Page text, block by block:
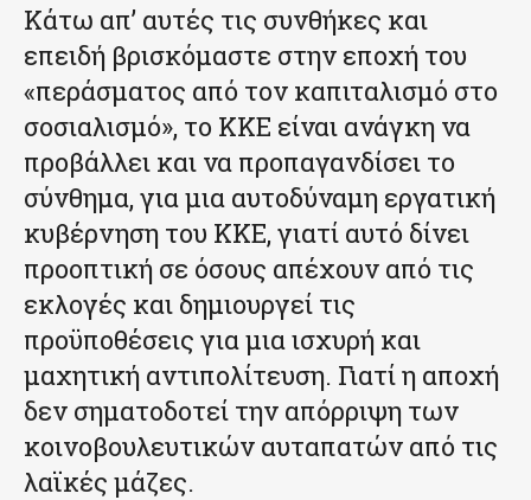
Κάτω απ’ αυτές τις συνθήκες και
επειδή βρισκόμαστε στην εποχή του
«περάσματος από τον καπιταλισμό στο
σοσιαλισμό», το ΚΚΕ είναι ανάγκη να
προβάλλει και να προπαγανδίσει το
σύνθημα, για μια αυτοδύναμη εργατική
κυβέρνηση του ΚΚΕ, γιατί αυτό δίνει
προοπτική σε όσους απέχουν από τις
εκλογές και δημιουργεί τις
προϋποθέσεις για μια ισχυρή και
μαχητική αντιπολίτευση. Γιατί η αποχή
δεν σηματοδοτεί την απόρριψη των
κοινοβουλευτικών αυταπατών από τις
λαϊκές μάζες.